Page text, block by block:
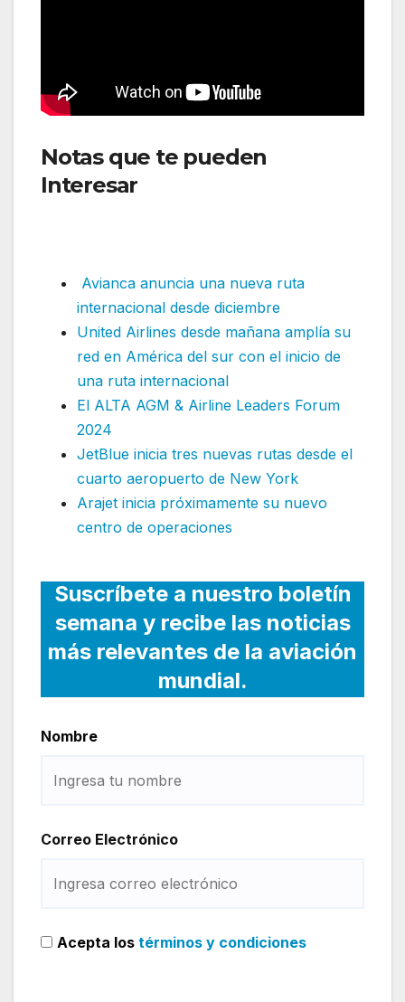
Notas que te pueden
Interesar
Avianca anuncia una nueva ruta
internacional desde diciembre
United Airlines desde mañana amplía su
red en América del sur con el inicio de
una ruta internacional
El ALTA AGM & Airline Leaders Forum
2024
JetBlue inicia tres nuevas rutas desde el
cuarto aeropuerto de New York
Arajet inicia próximamente su nuevo
centro de operaciones
Suscríbete a nuestro boletín
semana y recibe las noticias
más relevantes de la aviación
mundial.
Nombre
Correo Electrónico
Acepta los términos y condiciones